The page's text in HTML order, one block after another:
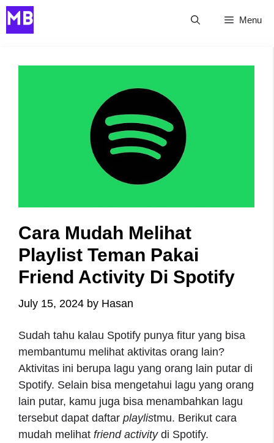
Skip
to
Menu
Cara Mudah Melihat
Playlist Teman Pakai
Friend Activity Di Spotify
July 15, 2024 by Hasan
Sudah tahu kalau Spotify punya fitur yang bisa
membantumu melihat aktivitas orang lain?
Aktivitas ini berupa lagu yang orang lain putar di
Spotify. Selain bisa mengetahui lagu yang orang
lain putar, kamu juga bisa menambahkan lagu
tersebut dapat daftar playlistmu. Berikut cara
mudah melihat friend activitydi Spotify.